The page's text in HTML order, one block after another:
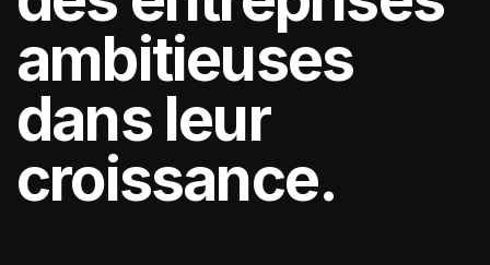
ambitieuses
dans leur
croissance.